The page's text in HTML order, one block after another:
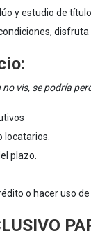
y estudio de
vis, se podría
locatarios.
plazo.
o hacer uso